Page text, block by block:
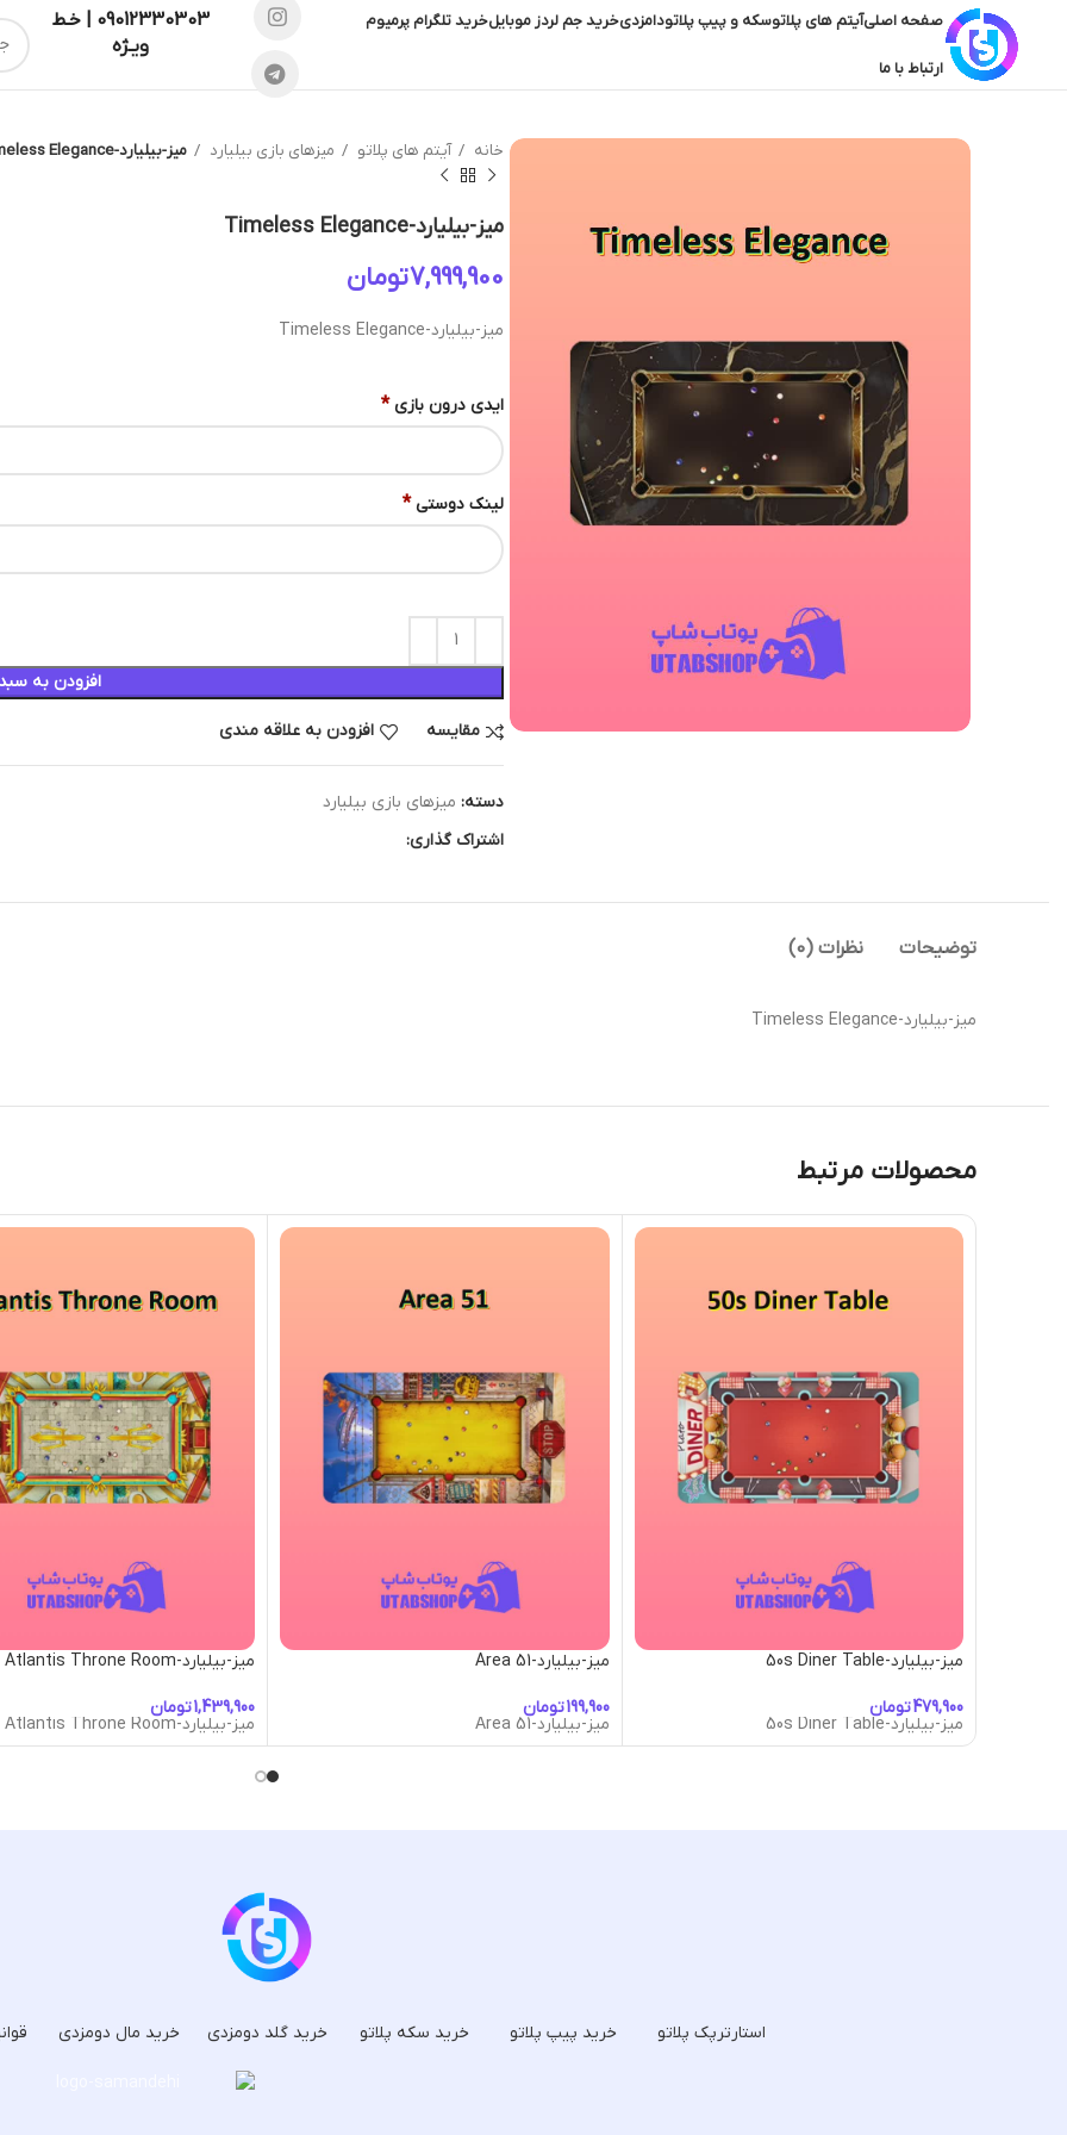
صفحه اصلیآیتم های پلاتوسکه و پیپ پلاتودامزدیخرید جم لردز موبایلخرید تلگرام پرمیوم
ارتباط با ما
09012330303 | خـط
ویـژه
خانه آیتم های پلاتو میزهای بازی بیلیارد میز-بیلیارد-Timeless Elegance
میز-بیلیارد-Timeless Elegance
تومان
میز-بیلیارد-Timeless Elegance
ایدی درون بازی *
لینک دوستی *
افزودن به
مقایسه افزودن به علاقه مندی
دسته: میزهای بازی بیلیارد
اشتراک گذاری:
توضیحات نظرات (0)
میز-بیلیارد-Timeless Elegance
محصولات مرتبط
میز-بیلیارد-50s Diner Table
تومان
میز-بیلیارد-50s Diner Table
میز-بیلیارد-Area 51
تومان
میز-بیلیارد-Area 51
میز-بیلیارد-Atlantis Throne Room
تومان
میز-بیلیارد-Atlantis Throne Room
استارترپک پلاتو خرید پیپ پلاتو خرید سکه پلاتو خرید گلد دومزدی خرید مال دومزدی